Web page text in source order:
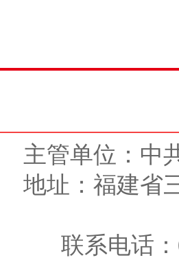
主管单位：中
地址：福建省
联系电话